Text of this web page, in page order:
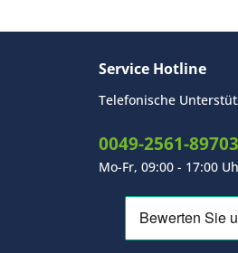
Service Hotline
Telefonische
0049-2561-
Mo-Fr, 09:00 - 17:00